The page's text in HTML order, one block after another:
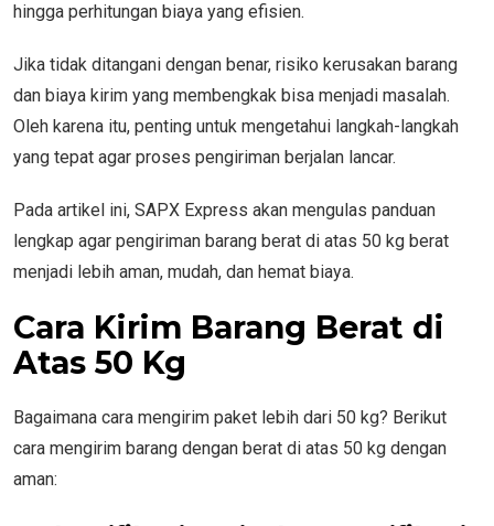
hingga perhitungan biaya yang efisien.
Jika tidak ditangani dengan benar, risiko kerusakan barang
dan biaya kirim yang membengkak bisa menjadi masalah.
Oleh karena itu, penting untuk mengetahui langkah-langkah
yang tepat agar proses pengiriman berjalan lancar.
Pada artikel ini, SAPX Express akan mengulas panduan
lengkap agar pengiriman barang berat di atas 50 kg berat
menjadi lebih aman, mudah, dan hemat biaya.
Cara Kirim Barang Berat di
Atas 50 Kg
Bagaimana cara mengirim paket lebih dari 50 kg? Berikut
cara mengirim barang dengan berat di atas 50 kg dengan
aman: